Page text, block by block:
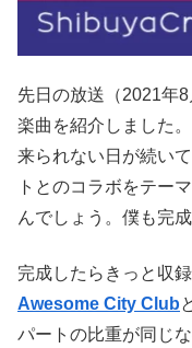
先日の放送（2021年
楽曲を紹介しました
来られない日が続い
トとのコラボをテー
んでしょう。僕も完
完成したらきっと収
Awesome City Club
パートの比重が同じ